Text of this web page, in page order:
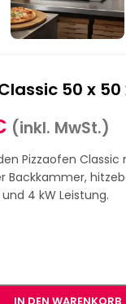
50 x 50
(inkl. MwSt.)
Pizzaofen Classic
Backkammer,
4 kW Leistung.